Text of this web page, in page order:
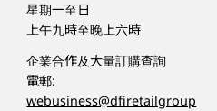
星期一至日
上午九時至晚上六時
企業合作及大量訂購查詢
電郵:
webusiness@dfiretailgroup